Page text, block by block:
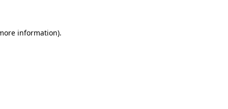
information).